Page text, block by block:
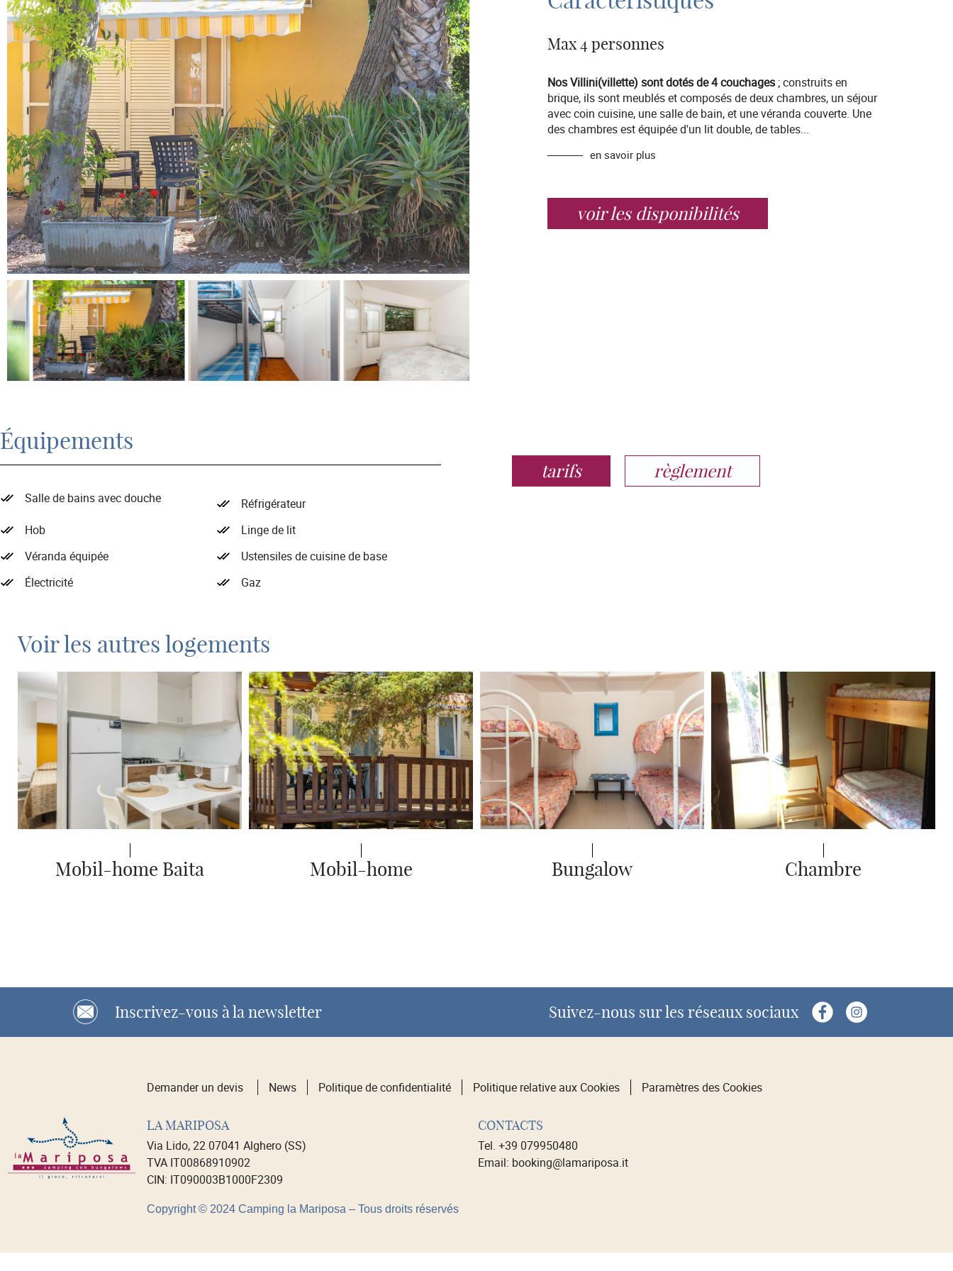
Max 4 personnes
Nos Villini(villette) sont dotés de4 couchages ; construits en
brique, ils sont meublés et composés de deux chambres, un séjour
avec coin cuisine, une salle de bain, et une véranda couverte. Une
des chambres est équipée d'un lit double, de tables...
en savoir plus
voir les disponibilités
Équipements
Salle de bains avec douche
Réfrigérateur
Hob
Linge de lit
Véranda équipée
Ustensiles de cuisine de base
Électricité
Gaz
tarifs règlement
Voir les autres logements
Mobil-home Baita Mobil-home Bungalow Chambre
Inscrivez-vous à la newsletter Suivez-nous sur les réseaux sociaux
Demander un devis News Politique de confidentialité Politique relative aux Cookies Paramètres des Cookies
LA MARIPOSA
Via Lido, 22 07041 Alghero (SS)
TVA IT00868910902
CIN: IT090003B1000F2309
CONTACTS
Tel. +39 079950480
Email: booking@lamariposa.it
Copyright © 2024 Camping la Mariposa – Tous droits réservés